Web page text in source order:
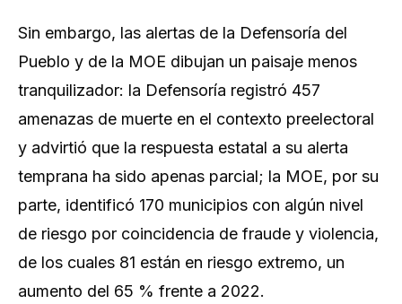
Sin embargo, las alertas de la Defensoría del
Pueblo y de la MOE dibujan un paisaje menos
tranquilizador: la Defensoría registró 457
amenazas de muerte en el contexto preelectoral
y advirtió que la respuesta estatal a su alerta
temprana ha sido apenas parcial; la MOE, por su
parte, identificó 170 municipios con algún nivel
de riesgo por coincidencia de fraude y violencia,
de los cuales 81 están en riesgo extremo, un
aumento del 65 % frente a 2022.